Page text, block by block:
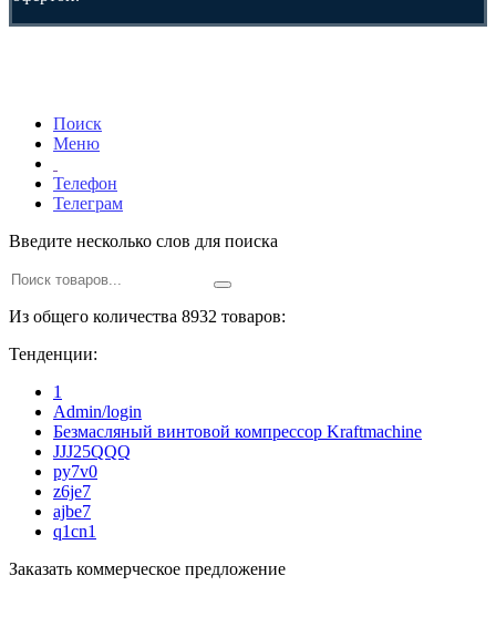
Поиск
Меню
Телефон
Телеграм
Введите несколько слов для поиска
Из общего количества 8932 товаров:
Тенденции:
1
Admin/login
Безмасляный винтовой компрессор Kraftmaсhine
JJJ25QQQ
py7v0
z6je7
ajbe7
q1cn1
Заказать коммерческое предложение